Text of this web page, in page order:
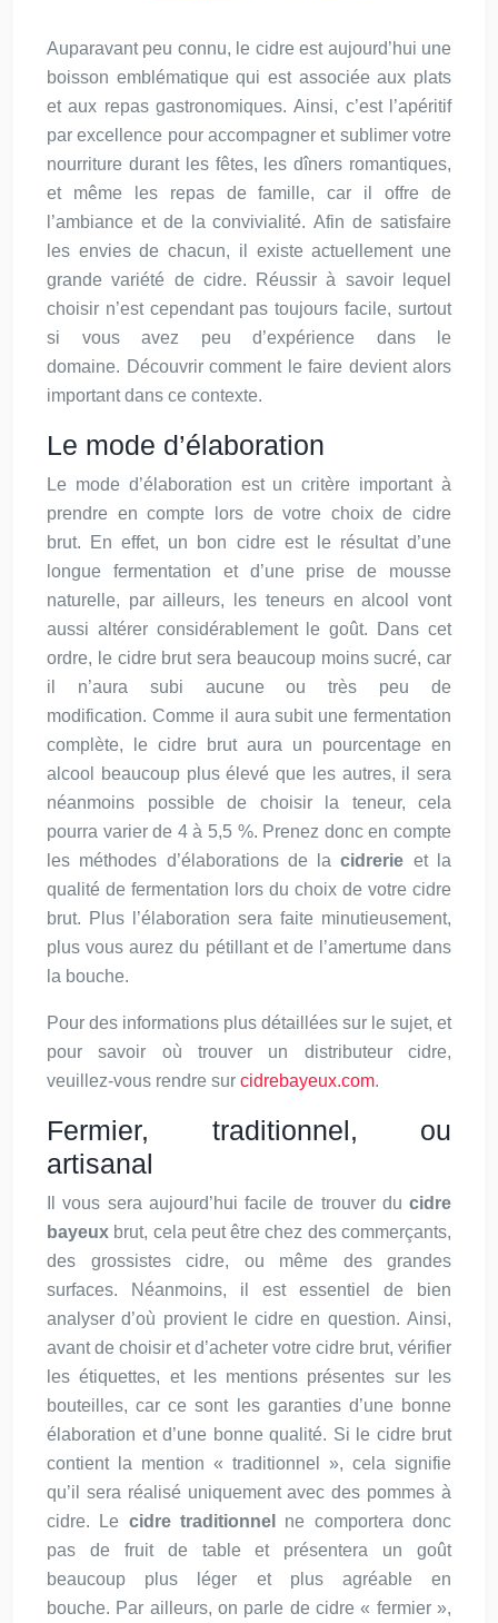
Auparavant peu connu, le cidre est aujourd’hui une
boisson emblématique qui est associée aux plats
et aux repas gastronomiques. Ainsi, c’est l’apéritif
par excellence pour accompagner et sublimer votre
nourriture durant les fêtes, les dîners romantiques,
et même les repas de famille, car il offre de
l’ambiance et de la convivialité. Afin de satisfaire
les envies de chacun, il existe actuellement une
grande variété de cidre. Réussir à savoir lequel
choisir n’est cependant pas toujours facile, surtout
si vous avez peu d’expérience dans le
domaine. Découvrir comment le faire devient alors
important dans ce contexte.
Le mode d’élaboration
Le mode d’élaboration est un critère important à
prendre en compte lors de votre choix de cidre
brut. En effet, un bon cidre est le résultat d’une
longue fermentation et d’une prise de mousse
naturelle, par ailleurs, les teneurs en alcool vont
aussi altérer considérablement le goût. Dans cet
ordre, le cidre brut sera beaucoup moins sucré, car
il n’aura subi aucune ou très peu de
modification. Comme il aura subit une fermentation
complète, le cidre brut aura un pourcentage en
alcool beaucoup plus élevé que les autres, il sera
néanmoins possible de choisir la teneur, cela
pourra varier de 4 à 5,5 %. Prenez donc en compte
les méthodes d’élaborations de lacidrerie et la
qualité de fermentation lors du choix de votre cidre
brut. Plus l’élaboration sera faite minutieusement,
plus vous aurez du pétillant et de l’amertume dans
la bouche.
Pour des informations plus détaillées sur le sujet, et
pour savoir où trouver un distributeur cidre,
veuillez-vous rendre sur cidrebayeux.com.
Fermier, traditionnel, ou
artisanal
Il vous sera aujourd’hui facile de trouver du cidre
bayeux brut, cela peut être chez des commerçants,
des grossistes cidre, ou même des grandes
surfaces. Néanmoins, il est essentiel de bien
analyser d’où provient le cidre en question. Ainsi,
avant de choisir et d’acheter votre cidre brut, vérifier
les étiquettes, et les mentions présentes sur les
bouteilles, car ce sont les garanties d’une bonne
élaboration et d’une bonne qualité. Si le cidre brut
contient la mention « traditionnel », cela signifie
qu’il sera réalisé uniquement avec des pommes à
cidre. Le cidre traditionnel
ne comportera donc
pas de fruit de table et présentera un goût
beaucoup plus léger et plus agréable en
bouche. Par ailleurs, on parle de cidre « fermier »,